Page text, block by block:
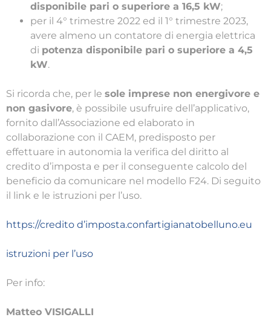
disponibile pari o superiore a 16,5 kW;
per il 4° trimestre 2022 ed il 1° trimestre 2023,
avere almeno un contatore di energia elettrica
di potenza disponibile pari o superiore a 4,5
kW.
Si ricorda che, per le sole imprese non energivore e
non gasivore, è possibile usufruire dell’applicativo,
fornito dall’Associazione ed elaborato in
collaborazione con il CAEM, predisposto per
effettuare in autonomia la verifica del diritto al
credito d’imposta e per il conseguente calcolo del
beneficio da comunicare nel modello F24. Di seguito
il link e le istruzioni per l’uso.
https://credito d’imposta.confartigianatobelluno.eu
istruzioni per l’uso
Per info:
Matteo VISIGALLI